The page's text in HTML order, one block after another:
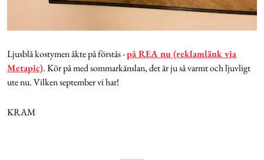
Ljusblå kostymen åkte på förstås -på REA nu (reklamlänk via
Metapic). Kör på med sommarkänslan, det är ju så varmt och ljuvligt
ute nu. Vilken september vi har!
KRAM